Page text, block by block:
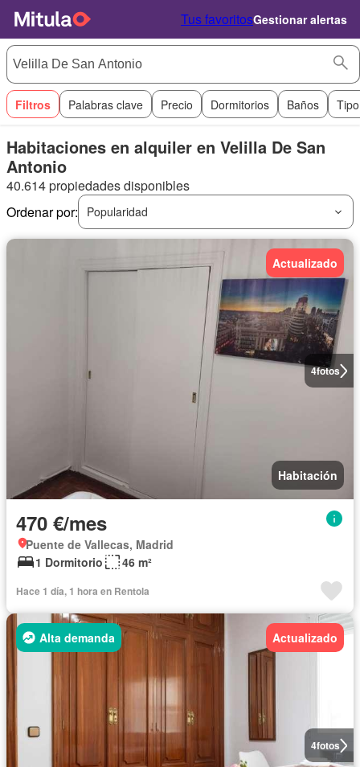
Tus favoritosGestionar alertas
Filtros Palabras clave Precio Dormitorios Baños
Habitaciones en alquiler en Velilla De San
Antonio
40.614 propiedades disponibles
Ordenar por:
Popularidad
4fotos
Actualizado
Habitación
470 €/mes
Puente de Vallecas, Madrid
1 Dormitorio
46 m²
Hace 1 día, 1 hora en Rentola
4fotos
Alta demanda Actualizado